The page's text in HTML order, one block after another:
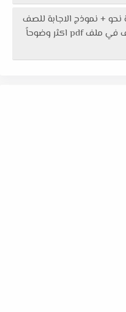
نحو + نموذج الاجابة للصف
الثالث الثانوى للاستاذ عمرو الصواف في ملف pdf اكثر وضوحاً